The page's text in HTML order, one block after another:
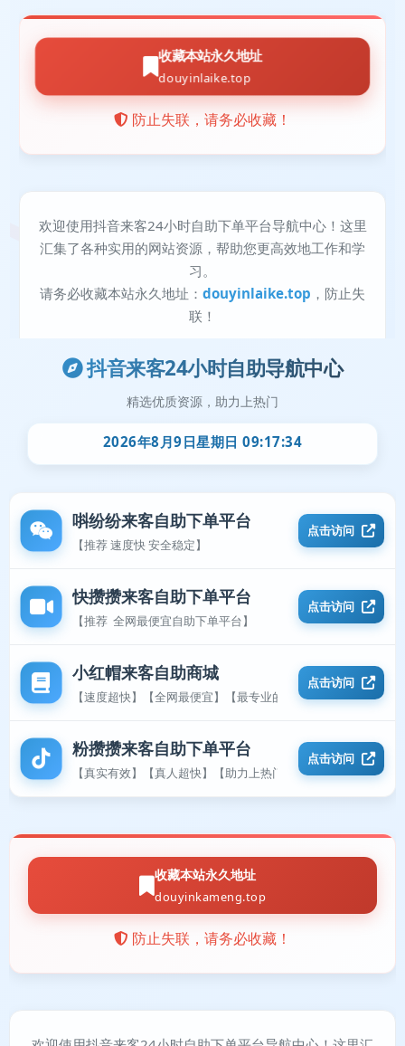
抖音来客24小时自助导航中心
精选优质资源，助力上热门
2026年8月9日星期日 09:17:35
唞纷纷来客自助下单平台
【推荐 速度快 安全稳定】
点击访问
快攒攒来客自助下单平台
【推荐 全网最便宜自助下单平台】
点击访问
小红帽来客自助商城
【速度超快】【全网最便宜】【最专业的平台】
点击访问
粉攒攒来客自助下单平台
【真实有效】【真人超快】【助力上热门】
点击访问
收藏本站永久地址
douyinkameng.top
防止失联，请务必收藏！